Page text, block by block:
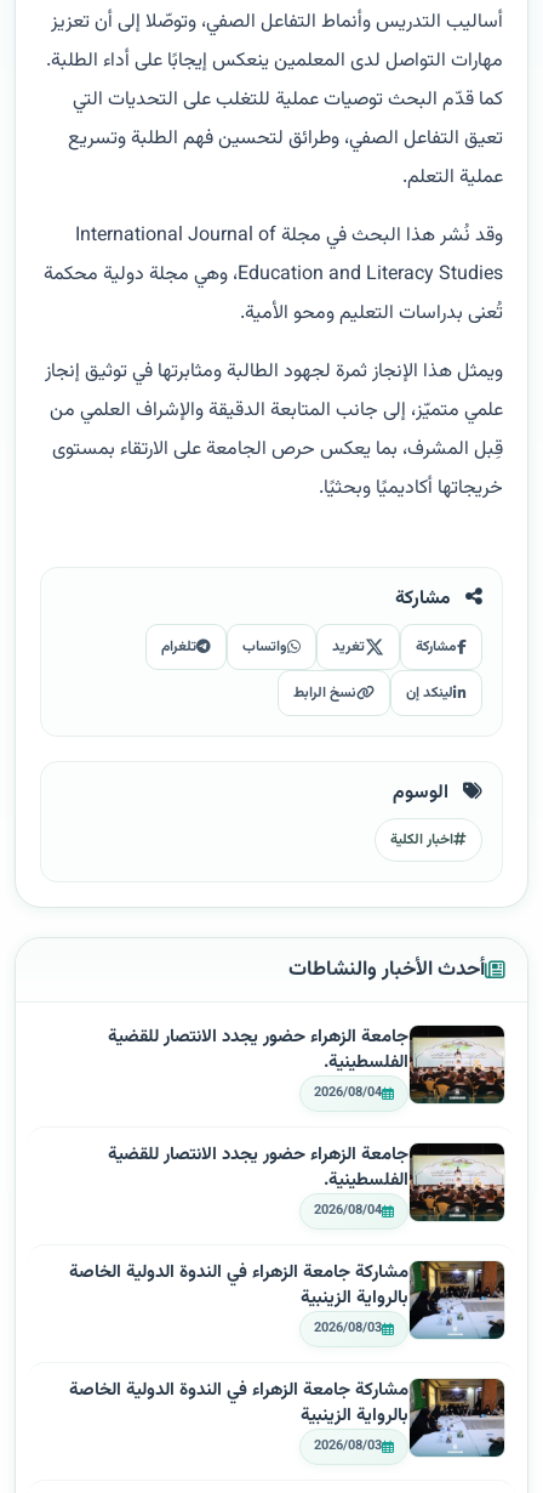
أساليب التدريس وأنماط التفاعل الصفي، وتوصّلا إلى أن تعزيز
مهارات التواصل لدى المعلمين ينعكس إيجابًا على أداء الطلبة.
كما قدّم البحث توصيات عملية للتغلب على التحديات التي
تعيق التفاعل الصفي، وطرائق لتحسين فهم الطلبة وتسريع
عملية التعلم.
وقد نُشر هذا البحث في مجلة International Journal of
Education and Literacy Studies، وهي مجلة دولية محكمة
تُعنى بدراسات التعليم ومحو الأمية.
ويمثل هذا الإنجاز ثمرة لجهود الطالبة ومثابرتها في توثيق إنجاز
علمي متميّز، إلى جانب المتابعة الدقيقة والإشراف العلمي من
قِبل المشرف، بما يعكس حرص الجامعة على الارتقاء بمستوى
خريجاتها أكاديميًا وبحثيًا.
مشاركة
مشاركة تغريد واتساب تلغرام
لينكد إن نسخ الرابط
الوسوم
اخبار الكلية
أحدث الأخبار والنشاطات
جامعة الزهراء حضور يجدد الانتصار للقضية
الفلسطينية.
2026/08/04
جامعة الزهراء حضور يجدد الانتصار للقضية
الفلسطينية.
2026/08/04
مشاركة جامعة الزهراء في الندوة الدولية الخاصة
بالرواية الزينبية
2026/08/03
مشاركة جامعة الزهراء في الندوة الدولية الخاصة
بالرواية الزينبية
2026/08/03